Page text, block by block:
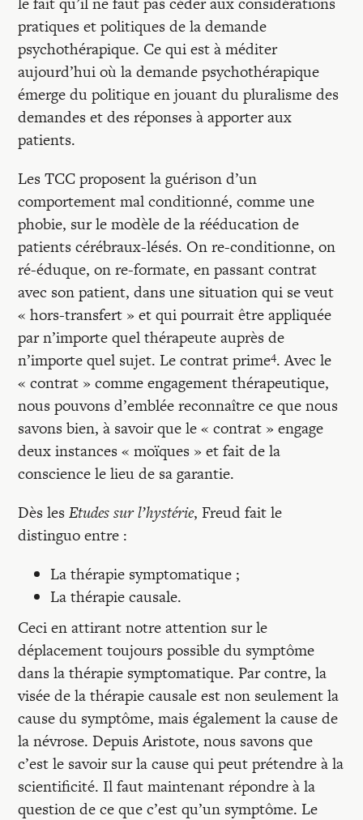
pratiques et politiques de la demande
psychothérapique. Ce qui est à méditer
aujourd’hui où la demande psychothérapique
émerge du politique en jouant du pluralisme des
demandes et des réponses à apporter aux
patients.
Les TCC proposent la guérison d’un
comportement mal conditionné, comme une
phobie, sur le modèle de la rééducation de
patients cérébraux-lésés. On re-conditionne, on
ré-éduque, on re-formate, en passant contrat
avec son patient, dans une situation qui se veut
« hors-transfert » et qui pourrait être appliquée
par n’importe quel thérapeute auprès de
n’importe quel sujet. Le contrat prime4. Avec le
« contrat » comme engagement thérapeutique,
nous pouvons d’emblée reconnaître ce que nous
savons bien, à savoir que le « contrat » engage
deux instances « moïques » et fait de la
conscience le lieu de sa garantie.
Dès lesEtudes sur l’hystérie, Freud fait le
distinguo entre :
La thérapie symptomatique ;
La thérapie causale.
Ceci en attirant notre attention sur le
déplacement toujours possible du symptôme
dans la thérapie symptomatique. Par contre, la
visée de la thérapie causale est non seulement la
cause du symptôme, mais également la cause de
la névrose. Depuis Aristote, nous savons que
c’est le savoir sur la cause qui peut prétendre à la
scientificité. Il faut maintenant répondre à la
question de ce que c’est qu’un symptôme. Le